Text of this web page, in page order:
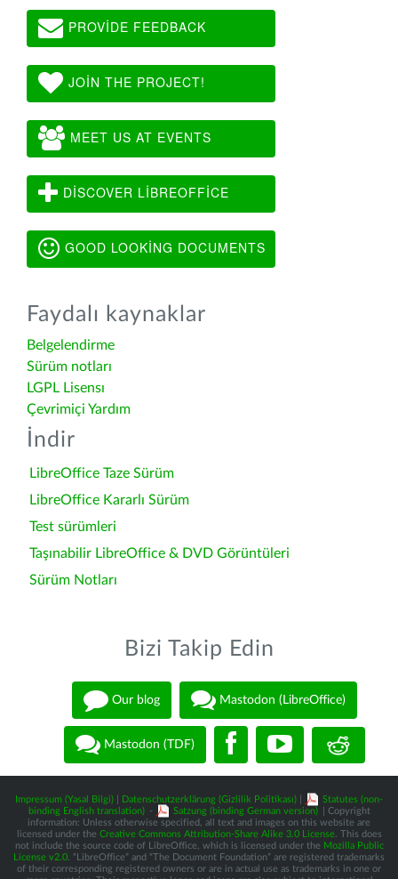
PROVIDE FEEDBACK
JOIN THE PROJECT!
MEET US AT EVENTS
DISCOVER LIBREOFFICE
GOOD LOOKING DOCUMENTS
Faydalı kaynaklar
Belgelendirme
Sürüm notları
LGPL Lisensı
Çevrimiçi Yardım
İndir
LibreOffice Taze Sürüm
LibreOffice Kararlı Sürüm
Test sürümleri
Taşınabilir LibreOffice & DVD Görüntüleri
Sürüm Notları
Bizi Takip Edin
Our blog Mastodon (LibreOffice)
Mastodon (TDF)
Impressum (Yasal Bilgi) Datenschutzerklärung (Gizlilik Politikası)
Statutes (non-
binding English translation) - Satzung (binding German version)
| Copyright
information: Unless otherwise specified, all text and images on this website are
licensed under the Creative Commons Attribution-Share Alike 3.0 License. This does
not include the source code of LibreOffice, which is licensed under the Mozilla Public
License v2.0 . “LibreOffice” and “The Document Foundation” are registered trademarks
of their corresponding registered owners or are in actual use as trademarks in one or